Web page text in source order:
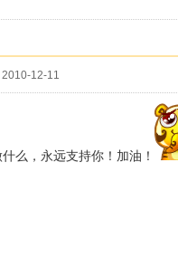
2010-12-11
么，永远支持你！加油！